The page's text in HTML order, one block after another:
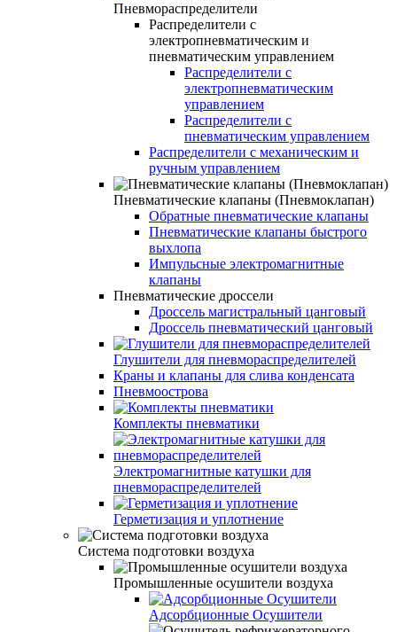
Пневмораспределители
Распределители с
электропневматическим и
пневматическим управлением
Распределители с
электропневматическим
управлением
Распределители с
пневматическим управлением
Распределители с механическим и
ручным управлением
Пневматические клапаны (Пневмоклапан)
Обратные пневматические клапаны
Пневматические клапаны быстрого
выхлопа
Импульсные электромагнитные
клапаны
Пневматические дроссели
Дроссель магистральный цанговый
Дроссель пневматический цанговый
Глушители для пневмораспределителей
Краны и клапаны для слива конденсата
Пневмоострова
Комплекты пневматики
Электромагнитные катушки для
пневмораспределителей
Герметизация и уплотнение
Система подготовки воздуха
Промышленные осушители воздуха
Адсорбционные Осушители